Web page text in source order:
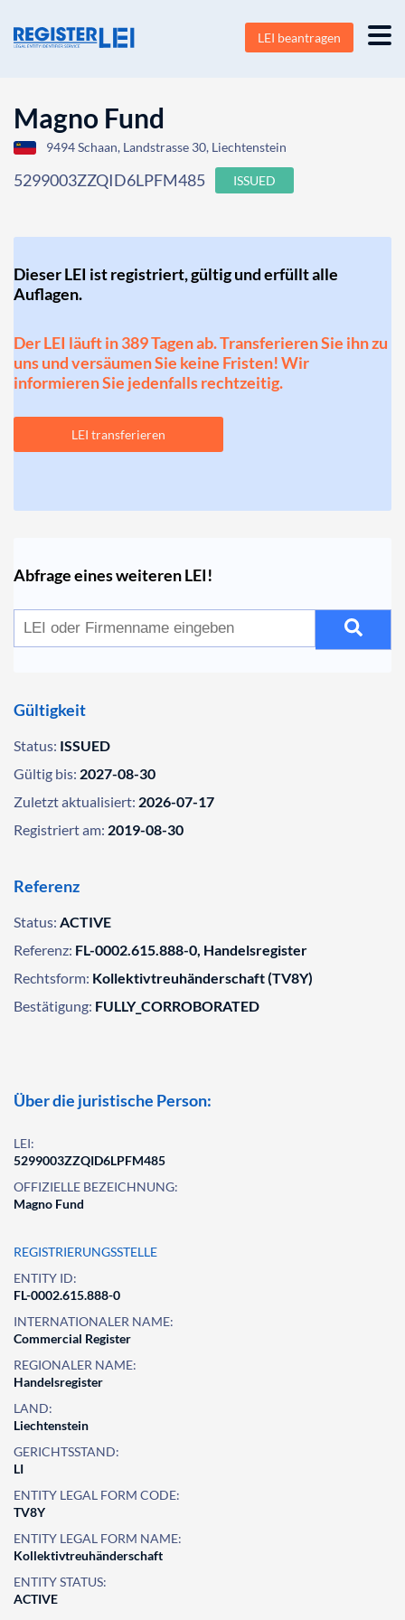
LEI beantragen
Magno Fund
9494 Schaan, Landstrasse 30, Liechtenstein
5299003ZZQID6LPFM485 ISSUED
Dieser LEI ist registriert, gültig und erfüllt alle
Auflagen.
Der LEI läuft in 389 Tagen ab. Transferieren Sie ihn zu
uns und versäumen Sie keine Fristen! Wir
informieren Sie jedenfalls rechtzeitig.
LEI transferieren
Abfrage eines weiteren LEI!
Gültigkeit
Status: ISSUED
Gültig bis: 2027-08-30
Zuletzt aktualisiert: 2026-07-17
Registriert am: 2019-08-30
Referenz
Status: ACTIVE
Referenz: FL-0002.615.888-0, Handelsregister
Rechtsform: Kollektivtreuhänderschaft (TV8Y)
Bestätigung: FULLY_CORROBORATED
Über die juristische Person:
LEI:
5299003ZZQID6LPFM485
OFFIZIELLE BEZEICHNUNG:
Magno Fund
REGISTRIERUNGSSTELLE
ENTITY ID:
FL-0002.615.888-0
INTERNATIONALER NAME:
Commercial Register
REGIONALER NAME:
Handelsregister
LAND:
Liechtenstein
GERICHTSSTAND:
LI
ENTITY LEGAL FORM CODE:
TV8Y
ENTITY LEGAL FORM NAME:
Kollektivtreuhänderschaft
ENTITY STATUS:
ACTIVE